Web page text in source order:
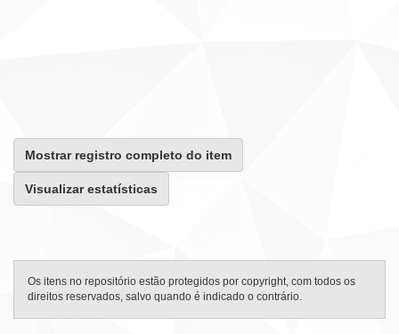
Mostrar registro completo do item
Visualizar estatísticas
Os itens no repositório estão protegidos por copyright, com todos os
direitos reservados, salvo quando é indicado o contrário.